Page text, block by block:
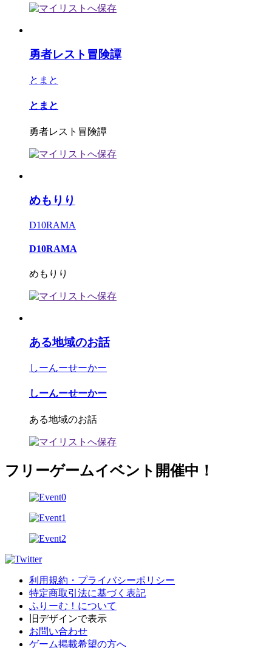
勇者レスト冒険譚
とまと
とまと
勇者レスト冒険譚
めもりり
D10RAMA
D10RAMA
めもりり
ある地域のお話
しーんーせーかー
しーんーせーかー
ある地域のお話
フリーゲームイベント開催中！
利用規約・プライバシーポリシー
特定商取引法に基づく表記
ふりーむ！について
旧デザインで表示
お問い合わせ
ゲーム掲載希望の方へ